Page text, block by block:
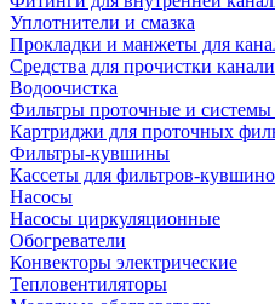
Уплотнители и смазка
Прокладки и манжеты для
Средства для прочистки
Водоочистка
Фильтры проточные и системы
Картриджи для проточных
Фильтры-кувшины
Кассеты для фильтров-
Насосы
Насосы циркуляционные
Обогреватели
Конвекторы электрические
Тепловентиляторы